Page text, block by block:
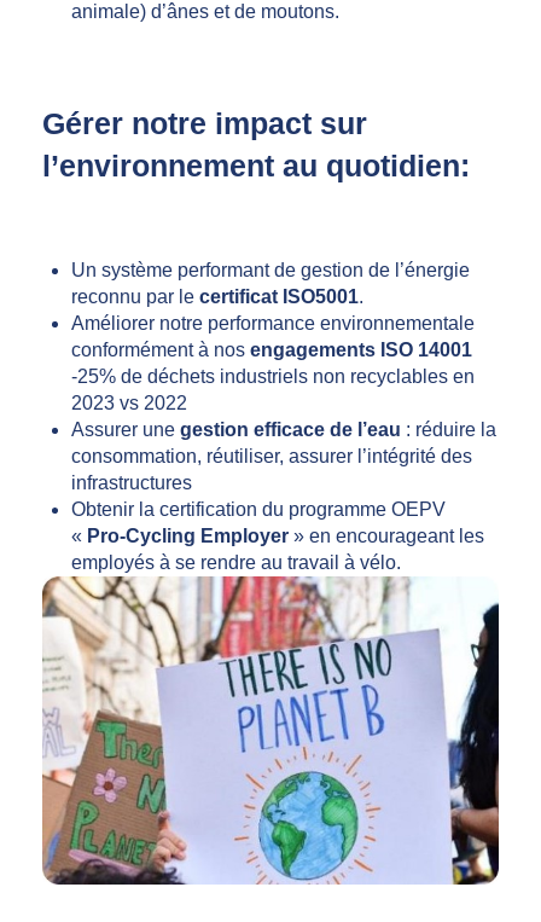
animale) d’ânes et de moutons.
Gérer notre impact sur
l’environnement au quotidien:
Un système performant de gestion de l’énergie
reconnu par le certificat ISO5001.
Améliorer notre performance environnementale
conformément à nos engagements ISO 14001
-25% de déchets industriels non recyclables en
2023 vs 2022
Assurer une gestion efficace de l’eau : réduire la
consommation, réutiliser, assurer l’intégrité des
infrastructures
Obtenir la certification du programme OEPV
« Pro-Cycling Employer » en encourageant les
employés à se rendre au travail à vélo.